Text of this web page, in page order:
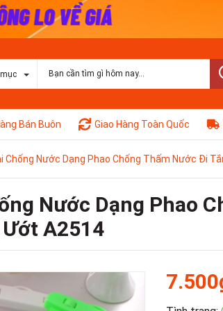
Bán Buôn Giao Hàng Toàn Quốc
Nước Dạng Phao Chống Thấm Nước Đi
Nước Dạng Phao
A2514